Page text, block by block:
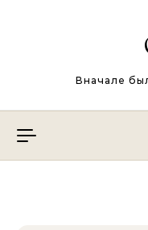
Вначале